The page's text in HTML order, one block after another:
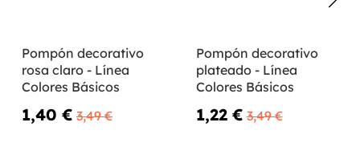
Pompón decorativo
rosa claro - Línea
Colores Básicos
1,40 € 3,49 €
Pompón decorativo
plateado - Línea
Colores Básicos
1,22 € 3,49 €